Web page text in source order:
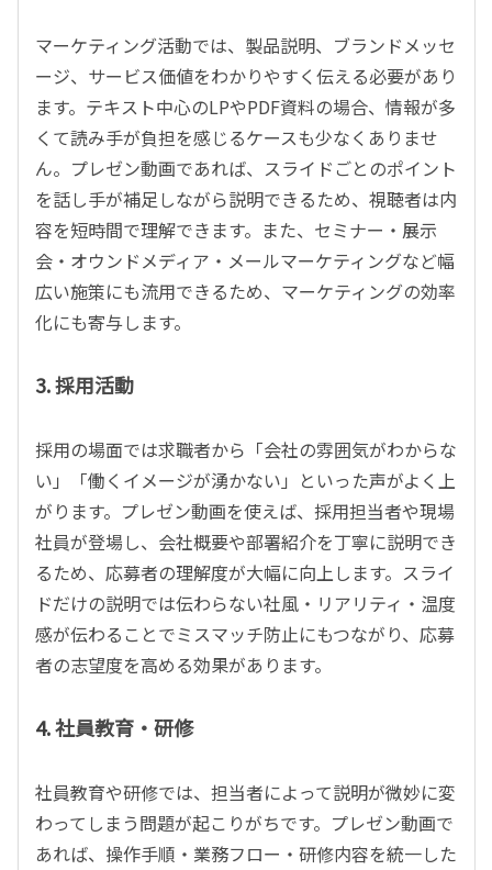
マーケティング活動では、製品説明、ブランドメッセ
ージ、サービス価値をわかりやすく伝える必要があり
ます。テキスト中心のLPやPDF資料の場合、情報が多
くて読み手が負担を感じるケースも少なくありませ
ん。プレゼン動画であれば、スライドごとのポイント
を話し手が補足しながら説明できるため、視聴者は内
容を短時間で理解できます。また、セミナー・展示
会・オウンドメディア・メールマーケティングなど幅
広い施策にも流用できるため、マーケティングの効率
化にも寄与します。
3.採用活動
採用の場面では求職者から「会社の雰囲気がわからな
い」「働くイメージが湧かない」といった声がよく上
がります。プレゼン動画を使えば、採用担当者や現場
社員が登場し、会社概要や部署紹介を丁寧に説明でき
るため、応募者の理解度が大幅に向上します。スライ
ドだけの説明では伝わらない社風・リアリティ・温度
感が伝わることでミスマッチ防止にもつながり、応募
者の志望度を高める効果があります。
4.社員教育・研修
社員教育や研修では、担当者によって説明が微妙に変
わってしまう問題が起こりがちです。プレゼン動画で
あれば、操作手順・業務フロー・研修内容を統一した